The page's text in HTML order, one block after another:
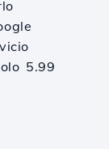
5.99